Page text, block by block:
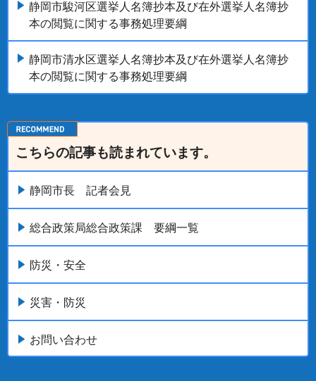
静岡市駿河区選挙人名簿抄本及び在外選挙人名簿抄
本の閲覧に関する事務処理要綱
静岡市清水区選挙人名簿抄本及び在外選挙人名簿抄
本の閲覧に関する事務処理要綱
こちらの記事も読まれています。
静岡市長 記者会見
総合政策局総合政策課 要綱一覧
防災・安全
災害・防災
お問い合わせ